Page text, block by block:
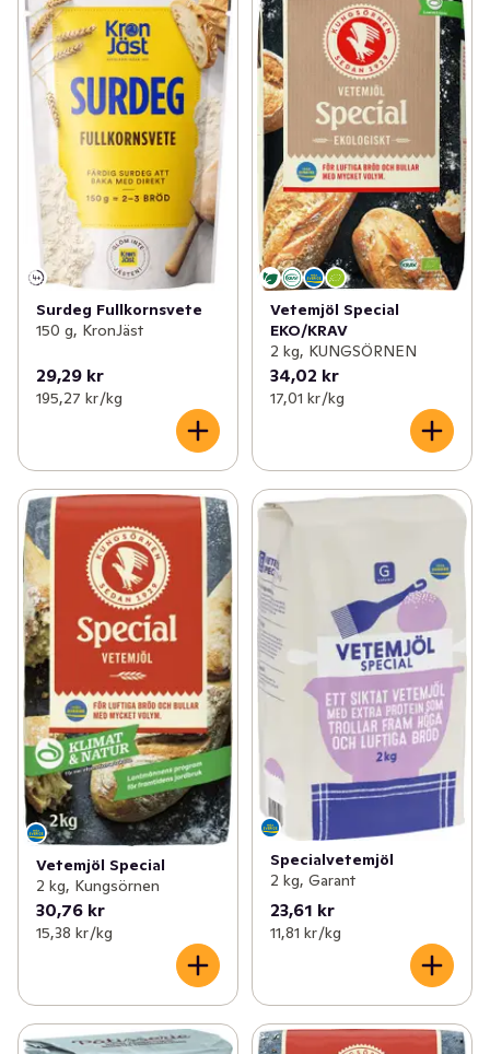
Surdeg Fullkornsvete
150 g, KronJäst
29,29 kr
195,27 kr /kg
Vetemjöl Special
EKO/KRAV
2 kg, KUNGSÖRNEN
34,02 kr
17,01 kr /kg
Vetemjöl Special
2 kg, Kungsörnen
30,76 kr
15,38 kr /kg
Specialvetemjöl
2 kg, Garant
23,61 kr
11,81 kr /kg